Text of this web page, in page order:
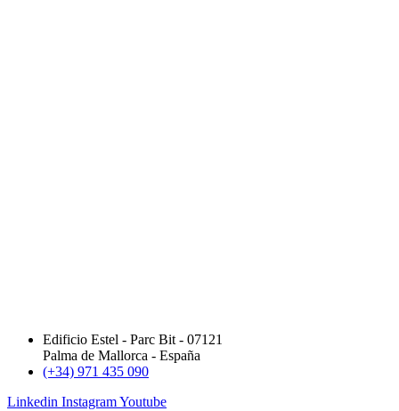
Edificio Estel - Parc Bit - 07121
Palma de Mallorca - España
(+34) 971 435 090
Linkedin InstagramYoutube